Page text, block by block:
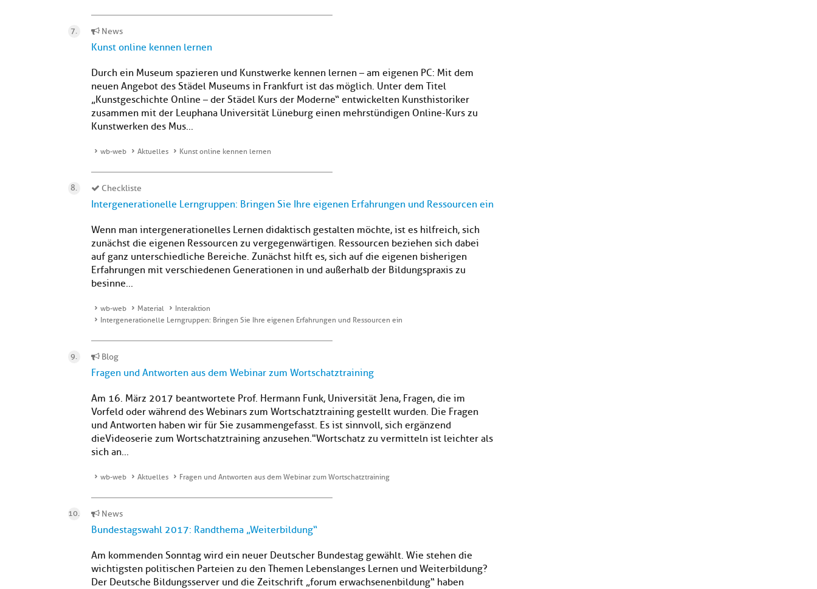
News
Kunst online kennen lernen
Durch ein Museum spazieren und Kunstwerke kennen lernen – am eigenen PC: Mit dem
neuen Angebot des Städel Museums in Frankfurt ist das möglich. Unter dem Titel
„Kunstgeschichte Online – der Städel Kurs der Moderne“ entwickelten Kunsthistoriker
zusammen mit der Leuphana Universität Lüneburg einen mehrstündigen Online-Kurs zu
Kunstwerken des Mus...
wb-web Aktuelles Kunst online kennen lernen
Checkliste
Intergenerationelle Lerngruppen: Bringen Sie Ihre eigenen Erfahrungen und Ressourcen ein
Wenn man intergenerationelles Lernen didaktisch gestalten möchte, ist es hilfreich, sich
zunächst die eigenen Ressourcen zu vergegenwärtigen. Ressourcen beziehen sich dabei
auf ganz unterschiedliche Bereiche. Zunächst hilft es, sich auf die eigenen bisherigen
Erfahrungen mit verschiedenen Generationen in und außerhalb der Bildungspraxis zu
besinne...
wb-web Material
Interaktion
Intergenerationelle Lerngruppen: Bringen Sie Ihre eigenen Erfahrungen und Ressourcen ein
Blog
Fragen und Antworten aus dem Webinar zum Wortschatztraining
Am 16. März 2017 beantwortete Prof. Hermann Funk, Universität Jena, Fragen, die im
Vorfeld oder während des Webinars zum Wortschatztraining gestellt wurden. Die Fragen
und Antworten haben wir für Sie zusammengefasst. Es ist sinnvoll, sich ergänzend
die Videoserie zum Wortschatztraining anzusehen. "Wortschatz zu vermitteln ist leichter als
sich an...
wb-web Aktuelles Fragen und Antworten aus dem Webinar zum Wortschatztraining
News
Bundestagswahl 2017: Randthema „Weiterbildung“
Am kommenden Sonntag wird ein neuer Deutscher Bundestag gewählt. Wie stehen die
wichtigsten politischen Parteien zu den Themen Lebenslanges Lernen und Weiterbildung?
Der Deutsche Bildungsserver und die Zeitschrift „forum erwachsenenbildung“ haben